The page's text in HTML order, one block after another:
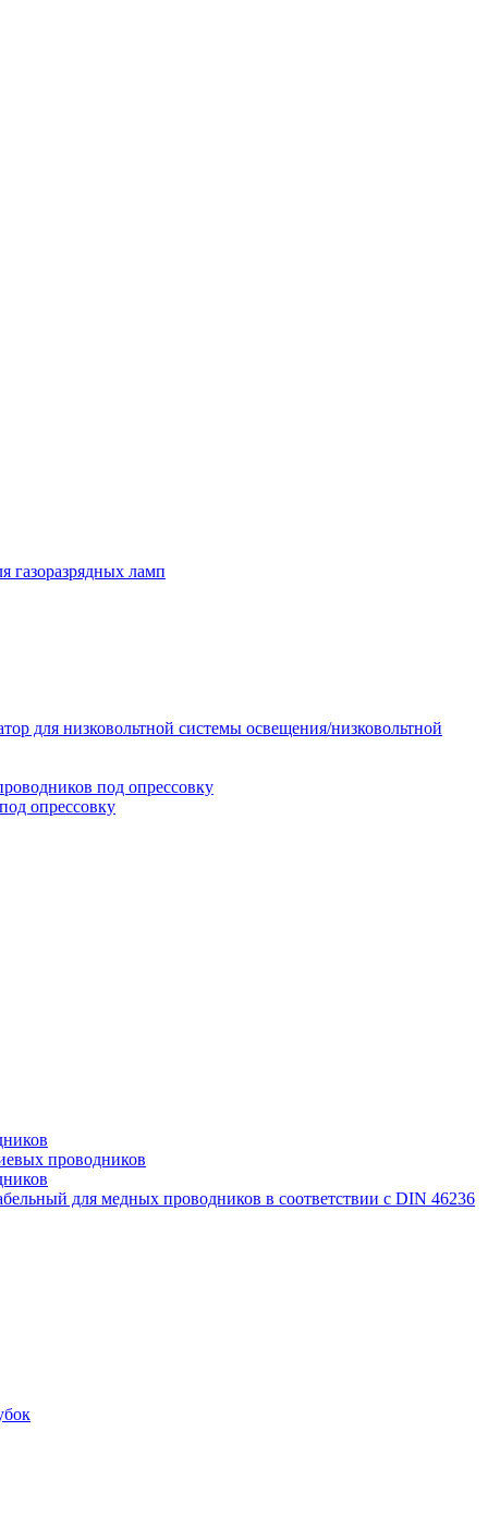
газоразрядных ламп
для низковольтной системы освещения/низковольтной
под опрессовку
опрессовку
проводников
для медных проводников в соответствии с DIN 46236